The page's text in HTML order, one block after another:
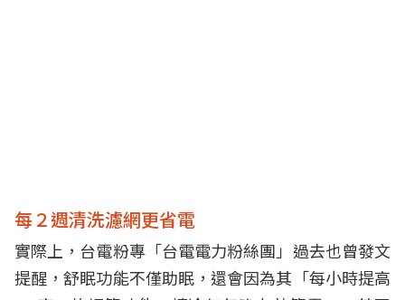
每２週清洗濾網更省電
實際上，台電粉專「台電電力粉絲團」過去也曾發文
提醒，舒眠功能不僅助眠，還會因為其「每小時提高